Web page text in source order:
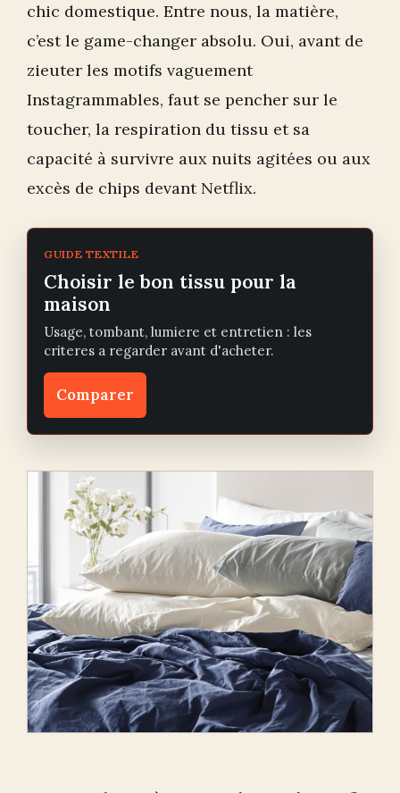
chic domestique. Entre nous, la matière,
c’est le game-changer absolu. Oui, avant de
zieuter les motifs vaguement
Instagrammables, faut se pencher sur le
toucher, la respiration du tissu et sa
capacité à survivre aux nuits agitées ou aux
excès de chips devant Netflix.
GUIDE TEXTILE
Choisir le bon tissu pour la
maison
Usage, tombant, lumiere et entretien : les
criteres a regarder avant d'acheter.
Comparer